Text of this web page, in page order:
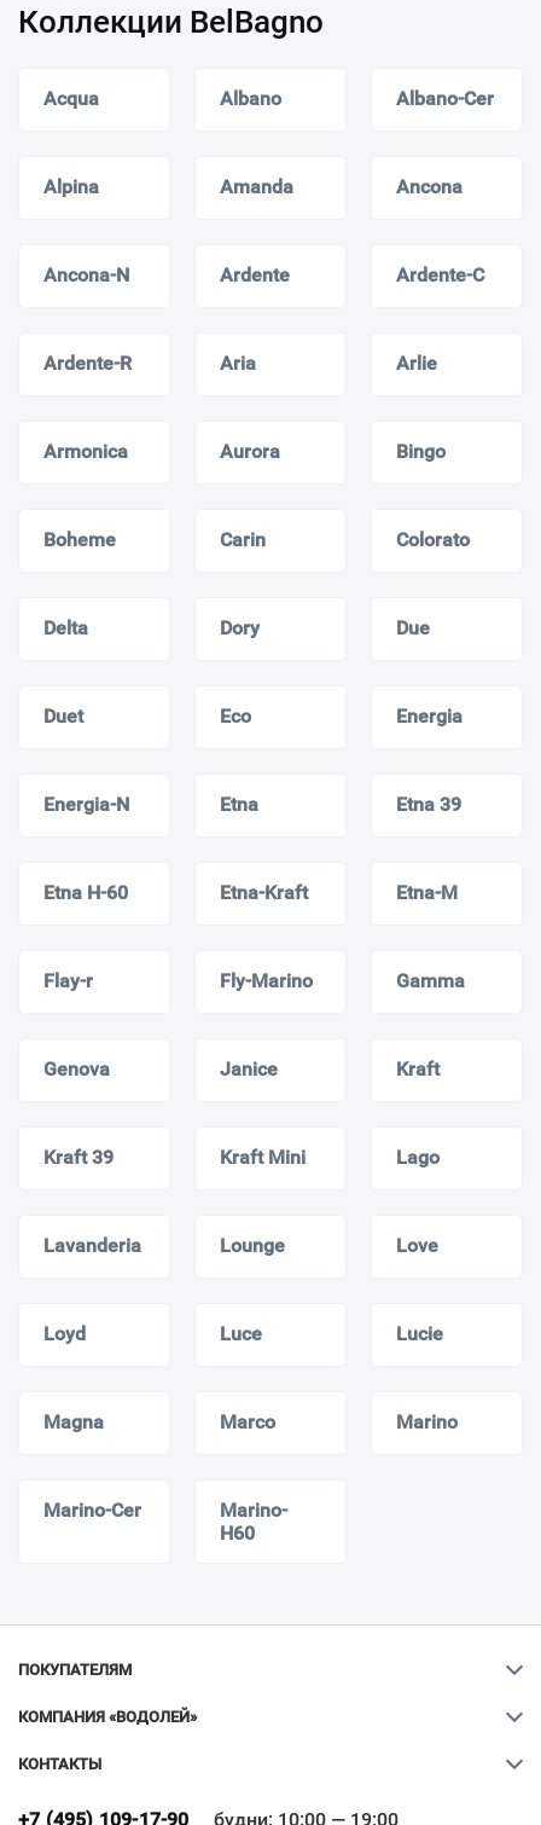
Коллекции BelBagno
Acqua Albano Albano-Cer
Alpina Amanda Ancona
Ancona-N Ardente Ardente-C
Ardente-R Aria Arlie
Armonica Aurora Bingo
Boheme Carin Colorato
Delta Dory Due
Duet Eco Energia
Energia-N Etna Etna 39
Etna H-60 Etna-Kraft Etna-M
Flay-r Fly-Marino Gamma
Genova Janice Kraft
Kraft 39 Kraft Mini Lago
Lavanderia Lounge Love
Loyd Luce Lucie
Magna Marco Marino
Marino-Cer
Marino-
H60
ПОКУПАТЕЛЯМ
КОМПАНИЯ «ВОДОЛЕЙ»
КОНТАКТЫ
+7 (495) 109-17-90 будни: 10:00 — 19:00